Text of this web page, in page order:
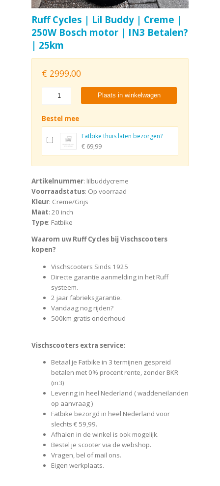
Ruff Cycles | Lil Buddy | Creme |
250W Bosch motor | IN3 Betalen?
| 25km
€ 2999,00
Plaats in winkelwagen
Bestel mee
Fatbike thuis laten bezorgen?
€ 69,99
Artikelnummer: lilbuddycreme
Voorraadstatus: Op voorraad
Kleur: Creme/Grijs
Maat: 20 inch
Type: Fatbike
Waarom uw Ruff Cycles bij Vischscooters
kopen?
Vischscooters Sinds 1925
Directe garantie aanmelding in het Ruff
systeem.
2 jaar fabrieksgarantie.
Vandaag nog rijden?
500km gratis onderhoud
Vischscooters extra service:
Betaal je Fatbike in 3 termijnen gespreid
betalen met 0% procent rente, zonder BKR
(in3)
Levering in heel Nederland ( waddeneilanden
op aanvraag )
Fatbike bezorgd in heel Nederland voor
slechts € 59,99.
Afhalen in de winkel is ook mogelijk.
Bestel je scooter via de webshop.
Vragen, bel of mail ons.
Eigen werkplaats.